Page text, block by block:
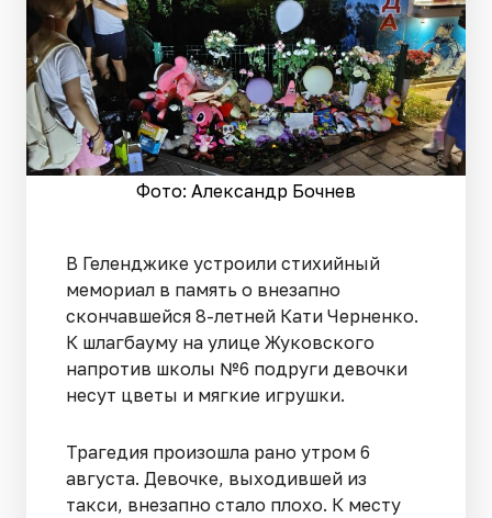
Фото: Александр Бочнев
В Геленджике устроили стихийный
мемориал в память о внезапно
скончавшейся 8-летней Кати Черненко.
К шлагбауму на улице Жуковского
напротив школы №6 подруги девочки
несут цветы и мягкие игрушки.
Трагедия произошла рано утром 6
августа. Девочке, выходившей из
такси, внезапно стало плохо. К месту